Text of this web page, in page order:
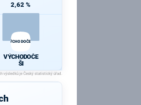
2,62 %
VÝCHODOČEŠI
VÝCHODOČE
ŠI